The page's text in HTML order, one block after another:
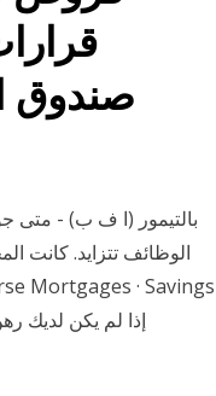
بالتيمور (ا ف ب) - متى
الوظائف تتزايد. كانت